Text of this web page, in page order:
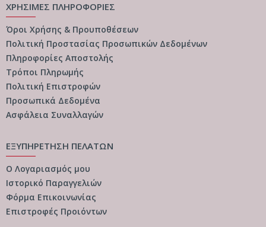
ΧΡΗΣΙΜΕΣ ΠΛΗΡΟΦΟΡΙΕΣ
Όροι Χρήσης & Προυποθέσεων
Πολιτική Προστασίας Προσωπικών Δεδομένων
Πληροφορίες Αποστολής
Τρόποι Πληρωμής
Πολιτική Επιστροφών
Προσωπικά Δεδομένα
Ασφάλεια Συναλλαγών
ΕΞΥΠΗΡΕΤΗΣΗ ΠΕΛΑΤΩΝ
Ο Λογαριασμός μου
Ιστορικό Παραγγελιών
Φόρμα Επικοινωνίας
Επιστροφές Προιόντων